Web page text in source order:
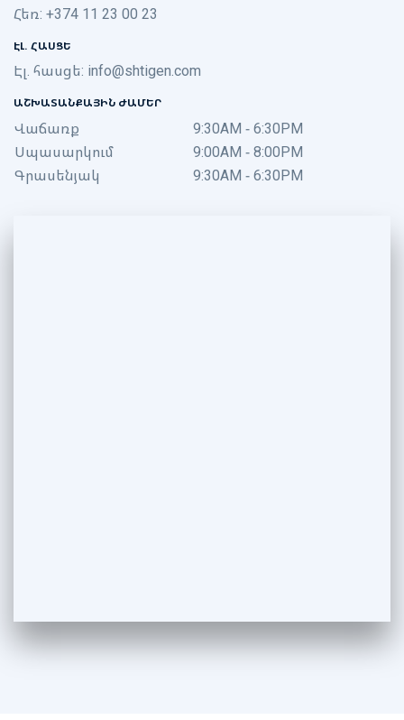
Հեռ: +374 11 23 00 23
ԷԼ. ՀԱՍՑԵ
Էլ. հասցե: info@shtigen.com
ԱՇԽԱՏԱՆՔԱՅԻՆ ԺԱՄԵՐ
Վաճառք
9:30AM - 6:30PM
Սպասարկում
9:00AM - 8:00PM
Գրասենյակ
9:30AM - 6:30PM